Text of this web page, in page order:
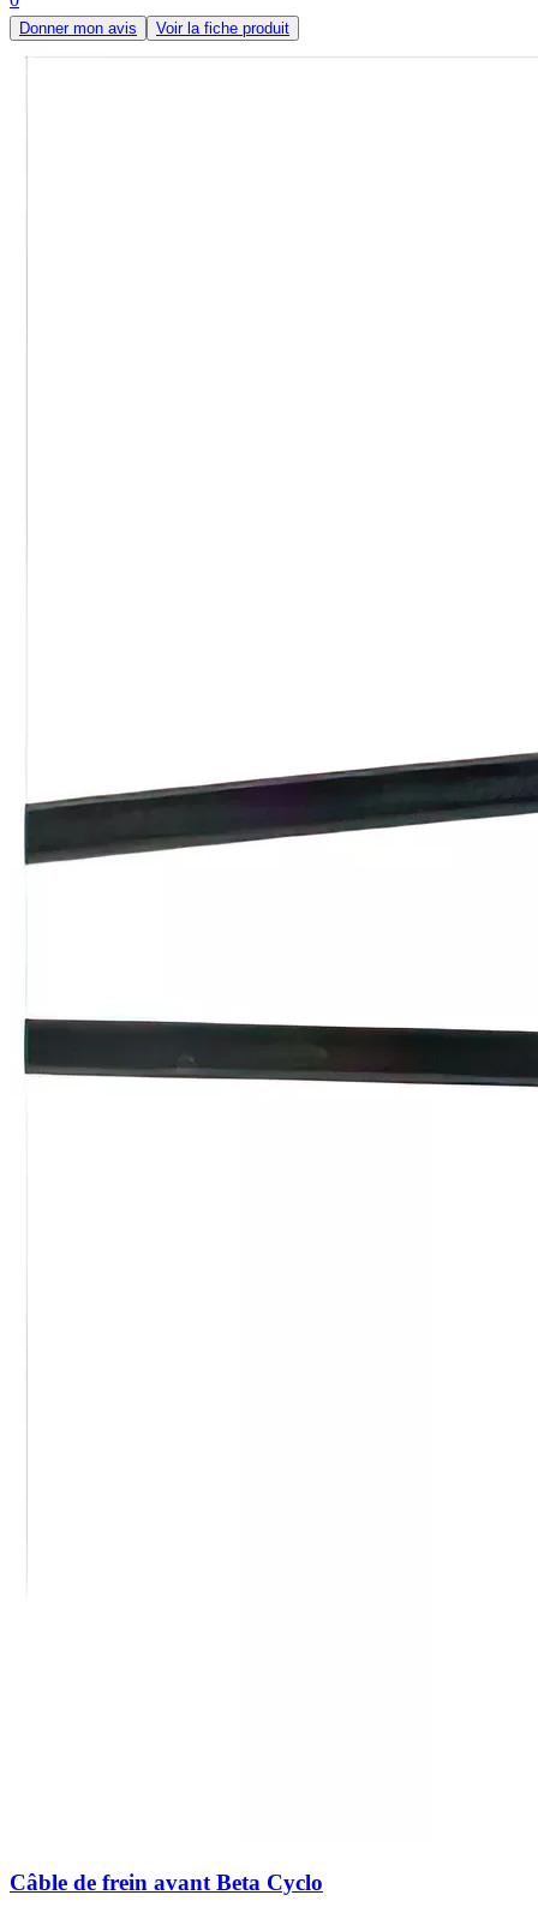
Donner mon avis Voir la fiche produit
Câble de frein avant Beta Cyclo